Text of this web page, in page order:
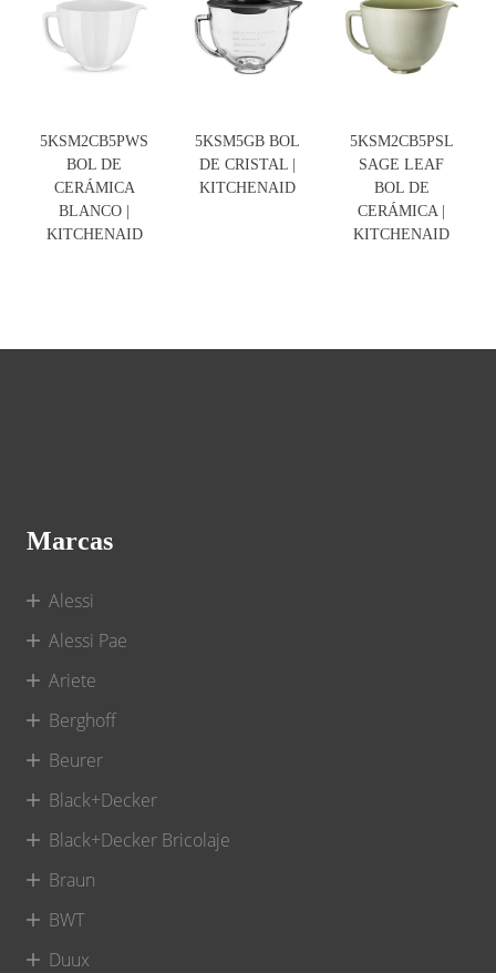
5KSM2CB5PWS
BOL DE
CERÁMICA
BLANCO |
KITCHENAID
5KSM5GB BOL
DE CRISTAL |
KITCHENAID
5KSM2CB5PSL
SAGE LEAF
BOL DE
CERÁMICA |
KITCHENAID
Marcas
Alessi
Alessi Pae
Ariete
Berghoff
Beurer
Black+Decker
Black+Decker Bricolaje
Braun
BWT
Duux